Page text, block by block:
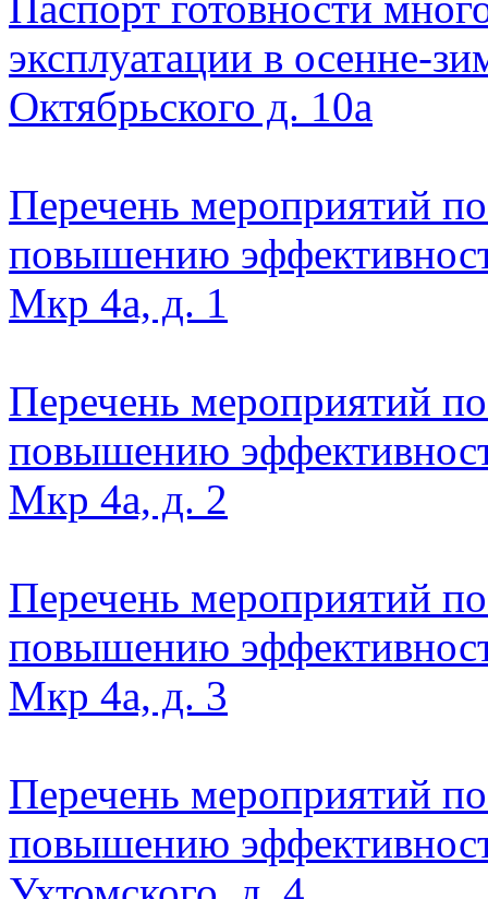
эксплуатации в осенне-
Октябрьского д. 10а
Перечень мероприятий
повышению
Мкр 4а, д. 1
Перечень мероприятий
повышению
Мкр 4а, д. 2
Перечень мероприятий
повышению
Мкр 4а, д. 3
Перечень мероприятий
повышению